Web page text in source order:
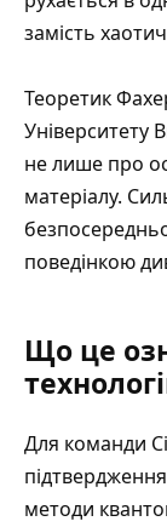
замість
Теоретик
Університету
не лише про
матеріалу.
поведінкою
Що це
Для команди
методи